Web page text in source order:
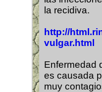
la recidiva.
http://
vulgar.html
Enfermedad
es causada
muy